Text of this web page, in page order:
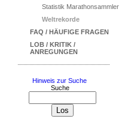
Statistik Marathonsammler
Weltrekorde
FAQ / HÄUFIGE FRAGEN
LOB / KRITIK /
ANREGUNGEN
Hinweis zur Suche
Suche